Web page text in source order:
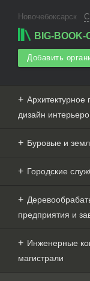
Новочебоксарск
BIG-BOOK-
Добавить
Архитектурное
дизайн
Буровые и
Городские
предприятия и
Инженерные
магистрали